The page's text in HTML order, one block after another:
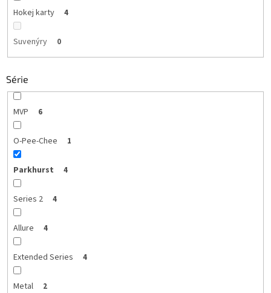
Hokej karty 4
Suvenýry 0
Série
MVP 6
O-Pee-Chee 1
Parkhurst 4
Series 2 4
Allure 4
Extended Series 4
Metal 2